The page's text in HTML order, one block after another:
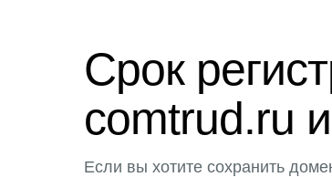
Срок
comtrud.ru
Если вы хотите сохранить